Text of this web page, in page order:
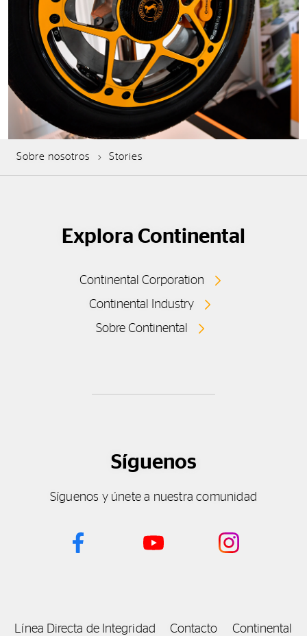
Sobre nosotros Stories
Explora Continental
Continental Corporation
Continental Industry
Sobre Continental
Síguenos
Síguenos y únete a nuestra comunidad
Línea Directa de Integridad Contacto Continental